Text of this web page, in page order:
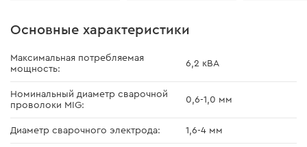
Основные характеристики
Максимальная потребляемая
мощность:
6,2 кВА
Номинальный диаметр сварочной
проволоки MIG:
0,6-1,0 мм
Диаметр сварочного электрода: 1,6-4 мм